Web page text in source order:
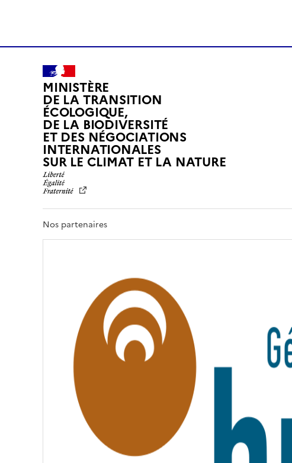
MINISTÈRE
DE LA TRANSITION
ÉCOLOGIQUE,
DE LA BIODIVERSITÉ
ET DES NÉGOCIATIONS
INTERNATIONALES
SUR LE CLIMAT ET LA NATUREL
R
É
R
R
N
Nos partenaires